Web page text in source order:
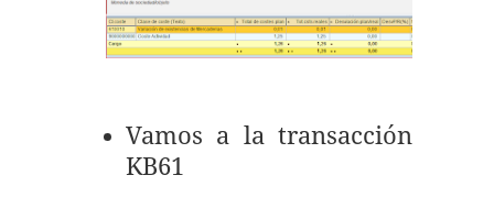
Vamos a la transacción
KB61